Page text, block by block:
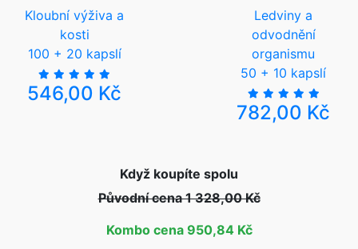
Kloubní výživa a
kosti
100 + 20 kapslí
546,00 Kč
Ledviny a
odvodnění
organismu
50 + 10 kapslí
782,00 Kč
Když koupíte spolu
Původní cena 1 328,00 Kč
Kombo cena 950,84 Kč